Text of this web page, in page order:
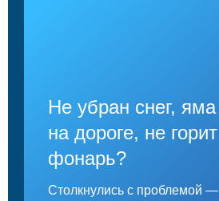
Не убран снег, яма
на дороге, не горит
фонарь?
Столкнулись с проблемой —